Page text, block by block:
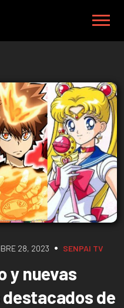
28, 2023 • SENPAI TV
y nuevas
de